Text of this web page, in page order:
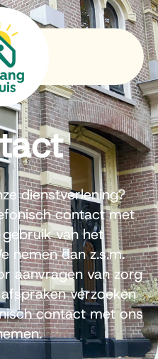
dienstverlening?
contact met
van het
nemen dan z.s.m.
aanvragen van zorg
verzoeken
contact met ons